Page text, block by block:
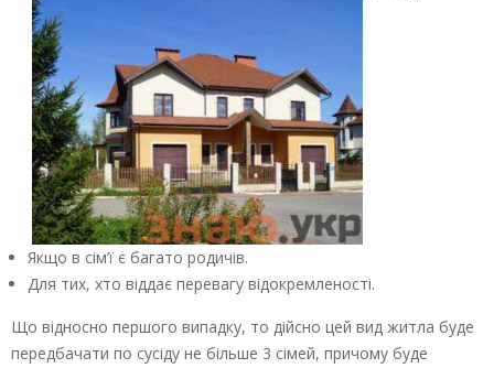
Якщо в сім’ї є багато родичів.
Для тих, хто віддає перевагу відокремленості.
Що відносно першого випадку, то дійсно цей вид житла буде
передбачати по сусіду не більше 3 сімей, причому буде